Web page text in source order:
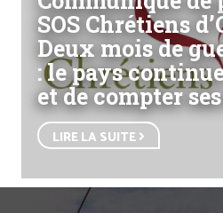
SOS Chrétiens
Deux mois de
: le pays
et de compter
LIRE LA SUITE